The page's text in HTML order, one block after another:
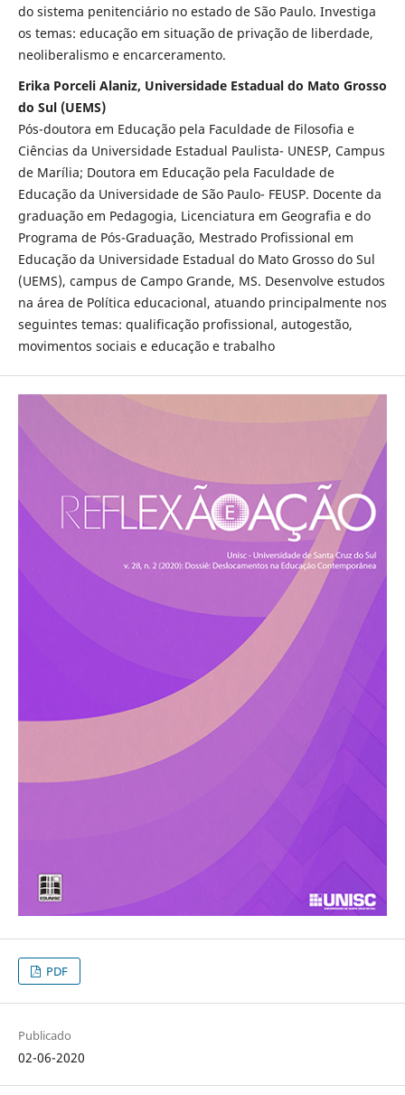
do sistema penitenciário no estado de São Paulo. Investiga
os temas: educação em situação de privação de liberdade,
neoliberalismo e encarceramento.
Erika Porceli Alaniz, Universidade Estadual do Mato Grosso
do Sul (UEMS)
Pós-doutora em Educação pela Faculdade de Filosofia e
Ciências da Universidade Estadual Paulista- UNESP, Campus
de Marília; Doutora em Educação pela Faculdade de
Educação da Universidade de São Paulo- FEUSP. Docente da
graduação em Pedagogia, Licenciatura em Geografia e do
Programa de Pós-Graduação, Mestrado Profissional em
Educação da Universidade Estadual do Mato Grosso do Sul
(UEMS), campus de Campo Grande, MS. Desenvolve estudos
na área de Política educacional, atuando principalmente nos
seguintes temas: qualificação profissional, autogestão,
movimentos sociais e educação e trabalho
PDF
Publicado
02-06-2020